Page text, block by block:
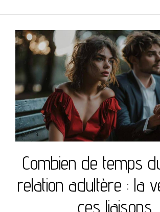
Combien de temps
relation adultère : la
ces liaisons